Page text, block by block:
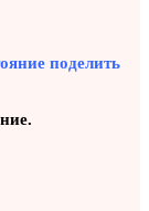
поделить